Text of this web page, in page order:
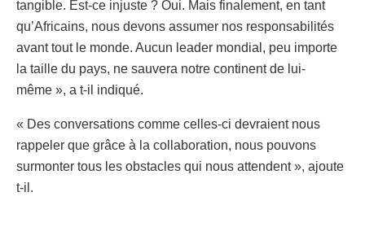
tangible. Est-ce injuste ? Oui. Mais finalement, en tant
qu’Africains, nous devons assumer nos responsabilités
avant tout le monde. Aucun leader mondial, peu importe
la taille du pays, ne sauvera notre continent de lui-
même », a t-il indiqué.
« Des conversations comme celles-ci devraient nous
rappeler que grâce à la collaboration, nous pouvons
surmonter tous les obstacles qui nous attendent », ajoute
t-il.